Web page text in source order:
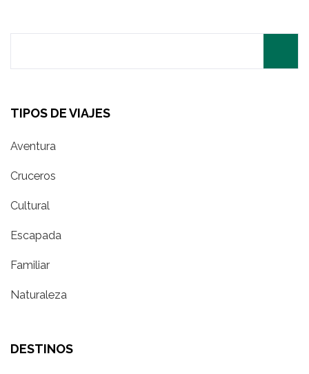
TIPOS DE VIAJES
Aventura
Cruceros
Cultural
Escapada
Familiar
Naturaleza
DESTINOS